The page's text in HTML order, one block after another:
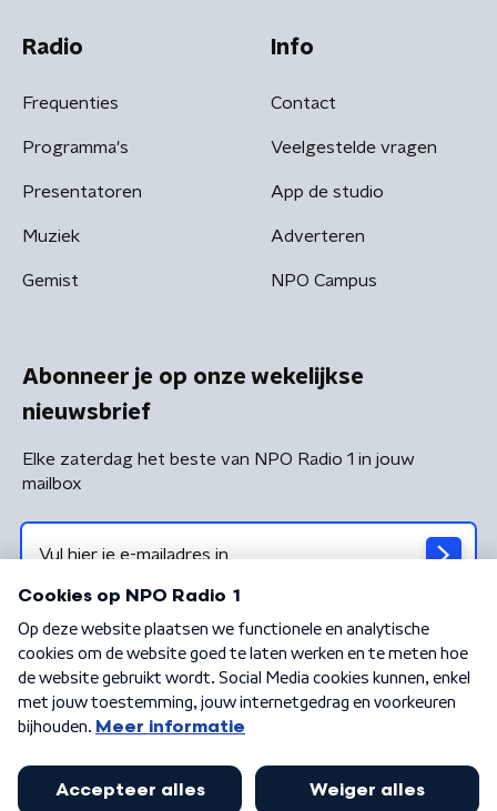
Radio
Frequenties
Programma's
Presentatoren
Muziek
Gemist
Info
Contact
Veelgestelde vragen
App de studio
Adverteren
NPO Campus
Abonneer je op onze wekelijkse
nieuwsbrief
Elke zaterdag het beste van NPO Radio 1 in jouw
mailbox
Algemene voorwaarden